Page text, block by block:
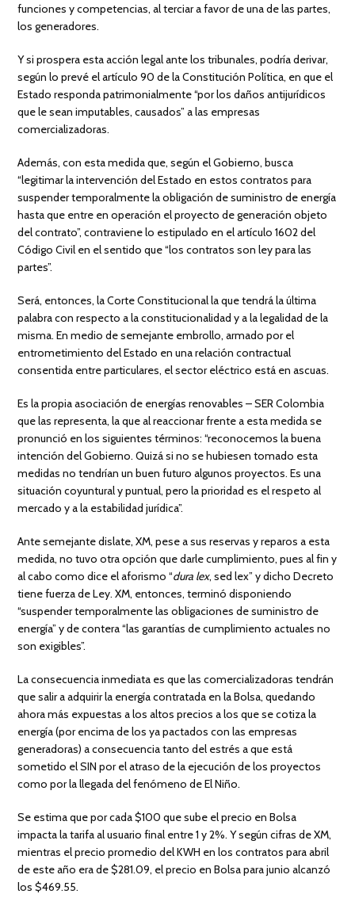
funciones y competencias, al terciar a favor de una de las partes,
los generadores.
Y si prospera esta acción legal ante los tribunales, podría derivar,
según lo prevé el artículo 90 de la Constitución Política, en que el
Estado responda patrimonialmente “por los daños antijurídicos
que le sean imputables, causados” a las empresas
comercializadoras.
Además, con esta medida que, según el Gobierno, busca
“legitimar la intervención del Estado en estos contratos para
suspender temporalmente la obligación de suministro de energía
hasta que entre en operación el proyecto de generación objeto
del contrato”, contraviene lo estipulado en el artículo 1602 del
Código Civil en el sentido que “los contratos son ley para las
partes”.
Será, entonces, la Corte Constitucional la que tendrá la última
palabra con respecto a la constitucionalidad y a la legalidad de la
misma. En medio de semejante embrollo, armado por el
entrometimiento del Estado en una relación contractual
consentida entre particulares, el sector eléctrico está en ascuas.
Es la propia asociación de energías renovables – SER Colombia
que las representa, la que al reaccionar frente a esta medida se
pronunció en los siguientes términos: “reconocemos la buena
intención del Gobierno. Quizá si no se hubiesen tomado esta
medidas no tendrían un buen futuro algunos proyectos. Es una
situación coyuntural y puntual, pero la prioridad es el respeto al
mercado y a la estabilidad jurídica”.
Ante semejante dislate, XM, pese a sus reservas y reparos a esta
medida, no tuvo otra opción que darle cumplimiento, pues al fin y
al cabo como dice el aforismo “dura lex, sed lex” y dicho Decreto
tiene fuerza de Ley. XM, entonces, terminó disponiendo
“suspender temporalmente las obligaciones de suministro de
energía” y de contera “las garantías de cumplimiento actuales no
son exigibles”.
La consecuencia inmediata es que las comercializadoras tendrán
que salir a adquirir la energía contratada en la Bolsa, quedando
ahora más expuestas a los altos precios a los que se cotiza la
energía (por encima de los ya pactados con las empresas
generadoras) a consecuencia tanto del estrés a que está
sometido el SIN por el atraso de la ejecución de los proyectos
como por la llegada del fenómeno de El Niño.
Se estima que por cada $100 que sube el precio en Bolsa
impacta la tarifa al usuario final entre 1 y 2%. Y según cifras de XM,
mientras el precio promedio del KWH en los contratos para abril
de este año era de $281.09, el precio en Bolsa para junio alcanzó
los $469.55.